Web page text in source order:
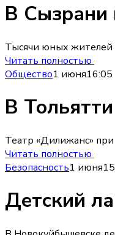
В Сызрани
Тысячи юных жителей
Читать полностью
Общество1 июня16:05
В
Театр «Дилижанс»
Читать полностью
Безопасность1 июня
Детский